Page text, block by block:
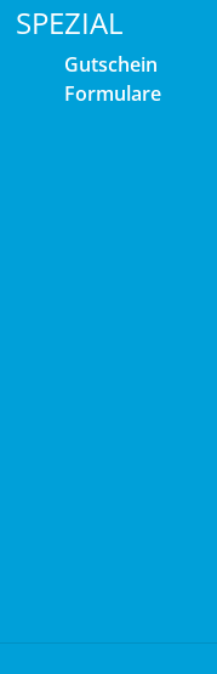
SPEZIAL
Gutschein
Formulare